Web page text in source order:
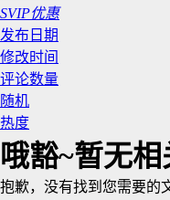
SVIP优惠
发布日期
修改时间
评论数量
随机
热度
哦豁~暂无
抱歉，没有找到您需要的